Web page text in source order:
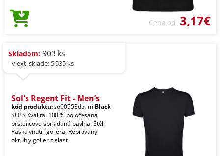
Cena od 3,17€
Skladom: 903 ks
- v ext. sklade: 5.535 ks
Sol's Regent Fit - Men’s
kód produktu:so00553dbl-m Black
SOLS Kvalita. 100 % poločesaná
prstencovo spriadaná bavlna. Štýl.
Páska vnútri goliera. Rebrovaný
okrúhly golier z elast